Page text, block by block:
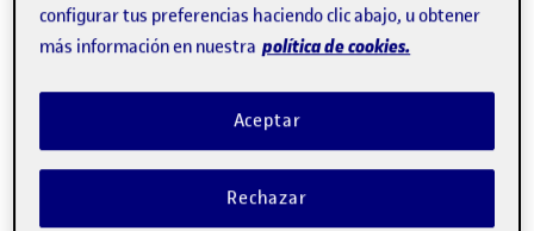
Referentes mundiales en e-
learning
30 años formando en catalán, español e
inglés a más de 133.000 graduados.
configurar tus preferencias haciendo clic abajo, u obtener
más información en nuestra política de cookies.
Rechazar
Aceptar